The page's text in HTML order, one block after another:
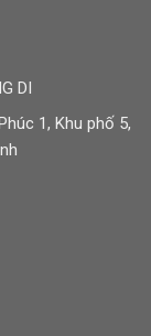
DI
1, Khu phố 5,